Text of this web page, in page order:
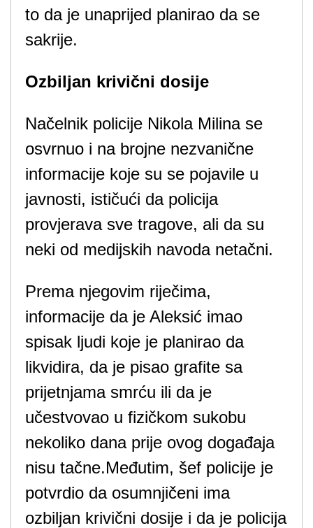
to da je unaprijed planirao da se
sakrije.
Ozbiljan krivični dosije
Načelnik policije Nikola Milina se
osvrnuo i na brojne nezvanične
informacije koje su se pojavile u
javnosti, ističući da policija
provjerava sve tragove, ali da su
neki od medijskih navoda netačni.
Prema njegovim riječima,
informacije da je Aleksić imao
spisak ljudi koje je planirao da
likvidira, da je pisao grafite sa
prijetnjama smrću ili da je
učestvovao u fizičkom sukobu
nekoliko dana prije ovog događaja
nisu tačne.Međutim, šef policije je
potvrdio da osumnjičeni ima
ozbiljan krivični dosije i da je policija